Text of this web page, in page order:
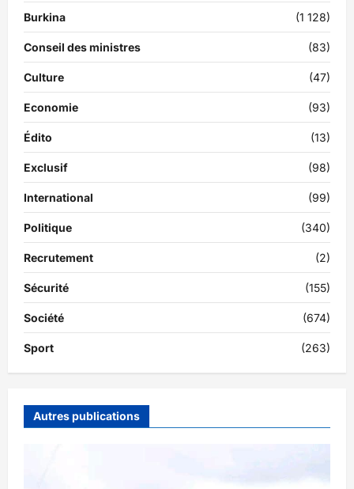
Burkina (1 128)
Conseil des ministres (83)
Culture (47)
Economie (93)
Édito (13)
Exclusif (98)
International (99)
Politique (340)
Recrutement (2)
Sécurité (155)
Société (674)
Sport (263)
Autres publications